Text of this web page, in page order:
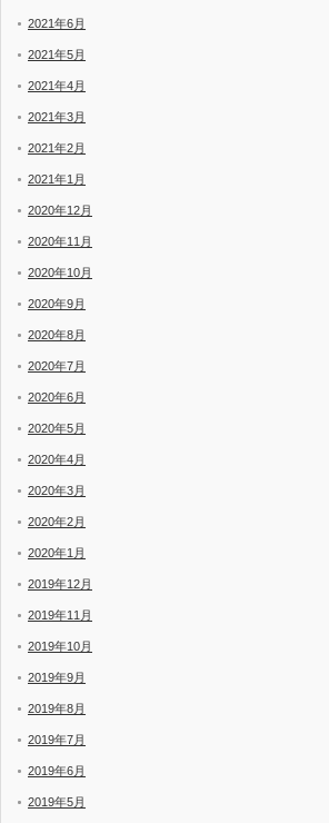
2021年6月
2021年5月
2021年4月
2021年3月
2021年2月
2021年1月
2020年12月
2020年11月
2020年10月
2020年9月
2020年8月
2020年7月
2020年6月
2020年5月
2020年4月
2020年3月
2020年2月
2020年1月
2019年12月
2019年11月
2019年10月
2019年9月
2019年8月
2019年7月
2019年6月
2019年5月